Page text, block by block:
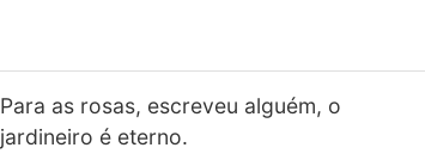
Para as rosas, escreveu alguém, o
jardineiro é eterno.